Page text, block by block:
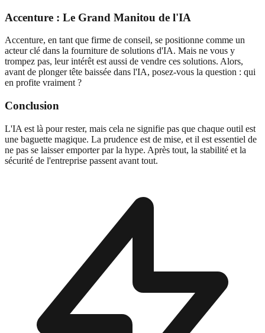
Accenture : Le Grand Manitou de l'IA
Accenture, en tant que firme de conseil, se positionne comme un
acteur clé dans la fourniture de solutions d'IA. Mais ne vous y
trompez pas, leur intérêt est aussi de vendre ces solutions. Alors,
avant de plonger tête baissée dans l'IA, posez-vous la question : qui
en profite vraiment ?
Conclusion
L'IA est là pour rester, mais cela ne signifie pas que chaque outil est
une baguette magique. La prudence est de mise, et il est essentiel de
ne pas se laisser emporter par la hype. Après tout, la stabilité et la
sécurité de l'entreprise passent avant tout.